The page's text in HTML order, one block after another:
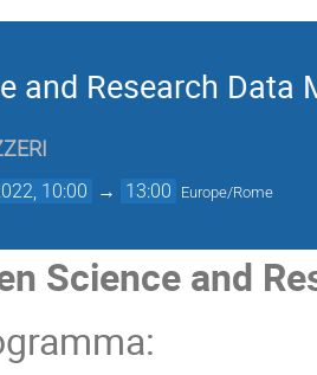
and Research
10:00 → 13:00 Europe/Rome
Science and